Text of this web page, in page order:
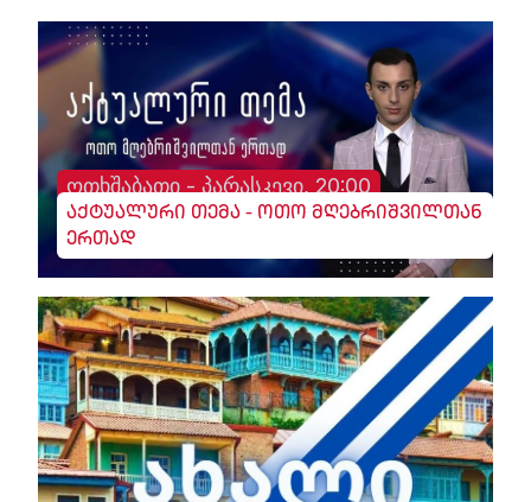
ოთხშაბათი - პარასკევი, 20:00
აქტუალური თემა - ოთო მღებრიშვილთან
ერთად